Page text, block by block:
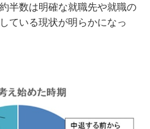
半数は明確な就職先や就職の
ている現状が明らかになっ